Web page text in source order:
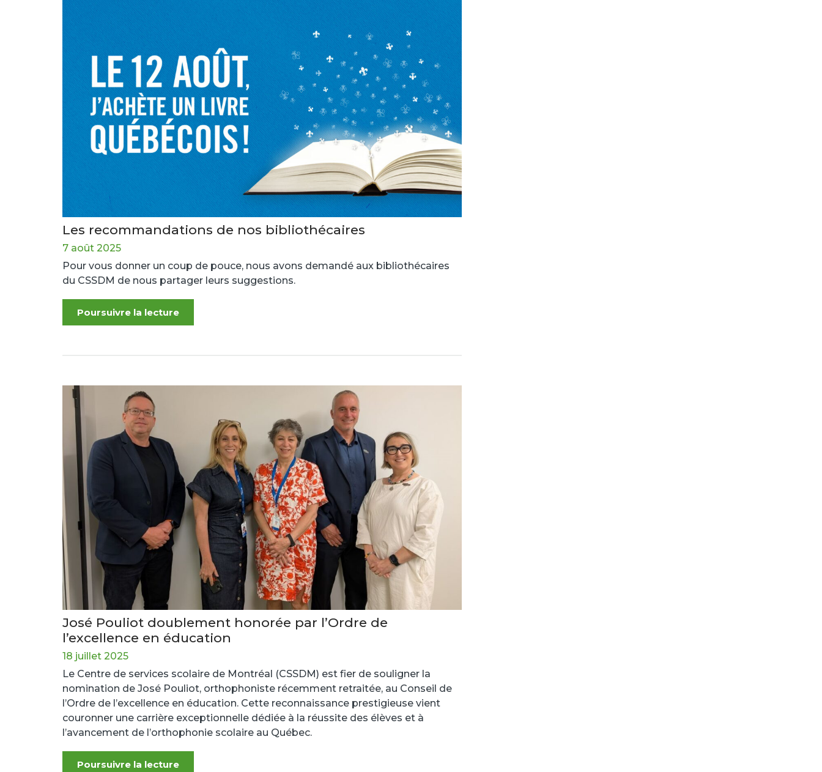
Les recommandations de nos bibliothécaires
7 août 2025
Pour vous donner un coup de pouce, nous avons demandé aux bibliothécaires
du CSSDM de nous partager leurs suggestions.
Poursuivre la lecture
José Pouliot doublement honorée par l’Ordre de
l’excellence en éducation
18 juillet 2025
Le Centre de services scolaire de Montréal (CSSDM) est fier de souligner la
nomination de José Pouliot, orthophoniste récemment retraitée, au Conseil de
l’Ordre de l’excellence en éducation. Cette reconnaissance prestigieuse vient
couronner une carrière exceptionnelle dédiée à la réussite des élèves et à
l’avancement de l’orthophonie scolaire au Québec.
Poursuivre la lecture